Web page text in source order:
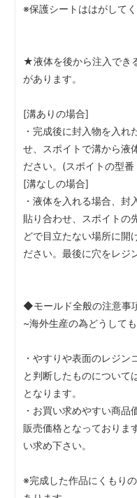
※保護シートははがしてく
★液体を後から注入でき
があります。
[溝ありの場合]
・完成後に封入物を入
せ、スポイトで溝から液
ださい。(スポイトの型
[溝なしの場合]
・液体を入れる場合、
貼り合わせ、スポイトの
どで目立たない場所に開
ださい。最後に穴をレジ
◆モールド全般の注意事
~海外生産の為どうして
・やすりや表面のレジン
と判断したものについて
となります。
・お買い求めやすい商品
販売価格となっておりま
い求め下さい。
※完成した作品にくもり